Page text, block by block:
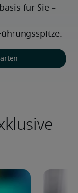
für Sie –